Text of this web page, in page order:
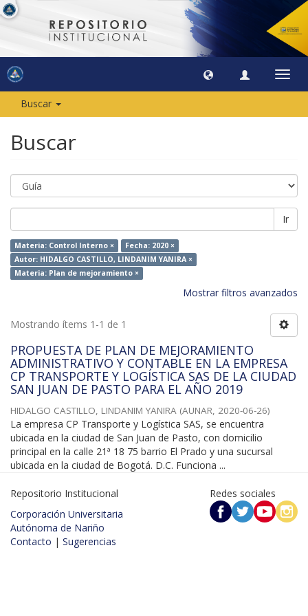
Buscar
Buscar
Ir
Materia: Control Interno ×
Fecha: 2020 ×
Autor: HIDALGO CASTILLO, LINDANIM YANIRA ×
Materia: Plan de mejoramiento ×
Mostrar filtros avanzados
Mostrando ítems 1-1 de 1
PROPUESTA DE PLAN DE MEJORAMIENTO
ADMINISTRATIVO Y CONTABLE EN LA EMPRESA
CP TRANSPORTE Y LOGÍSTICA SAS DE LA CIUDAD
SAN JUAN DE PASTO PARA EL AÑO 2019
HIDALGO CASTILLO, LINDANIM YANIRA (AUNAR, 2020-06-26)
La empresa CP Transporte y Logística SAS, se encuentra
ubicada en la ciudad de San Juan de Pasto, con domicilio
principal en la calle 21ª 18 75 barrio El Prado y una sucursal
ubicada en la ciudad de Bogotá. D.C. Funciona ...
Repositorio Institucional
Corporación Universitaria
Autónoma de Nariño
Contacto | Sugerencias
Redes sociales